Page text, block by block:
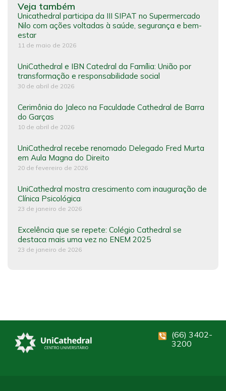
Veja também
Unicathedral participa da III SIPAT no Supermercado
Nilo com ações voltadas à saúde, segurança e bem-
estar
11 de maio de 2026
UniCathedral e IBN Catedral da Família: União por
transformação e responsabilidade social
30 de abril de 2026
Cerimônia do Jaleco na Faculdade Cathedral de Barra
do Garças
10 de abril de 2026
UniCathedral recebe renomado Delegado Fred Murta
em Aula Magna do Direito
20 de fevereiro de 2026
UniCathedral mostra crescimento com inauguração de
Clínica Psicológica
23 de janeiro de 2026
Excelência que se repete: Colégio Cathedral se
destaca mais uma vez no ENEM 2025
23 de janeiro de 2026
(66) 3402-
3200